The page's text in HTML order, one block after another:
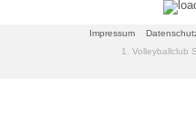
Impressum
1. Volleyballclub